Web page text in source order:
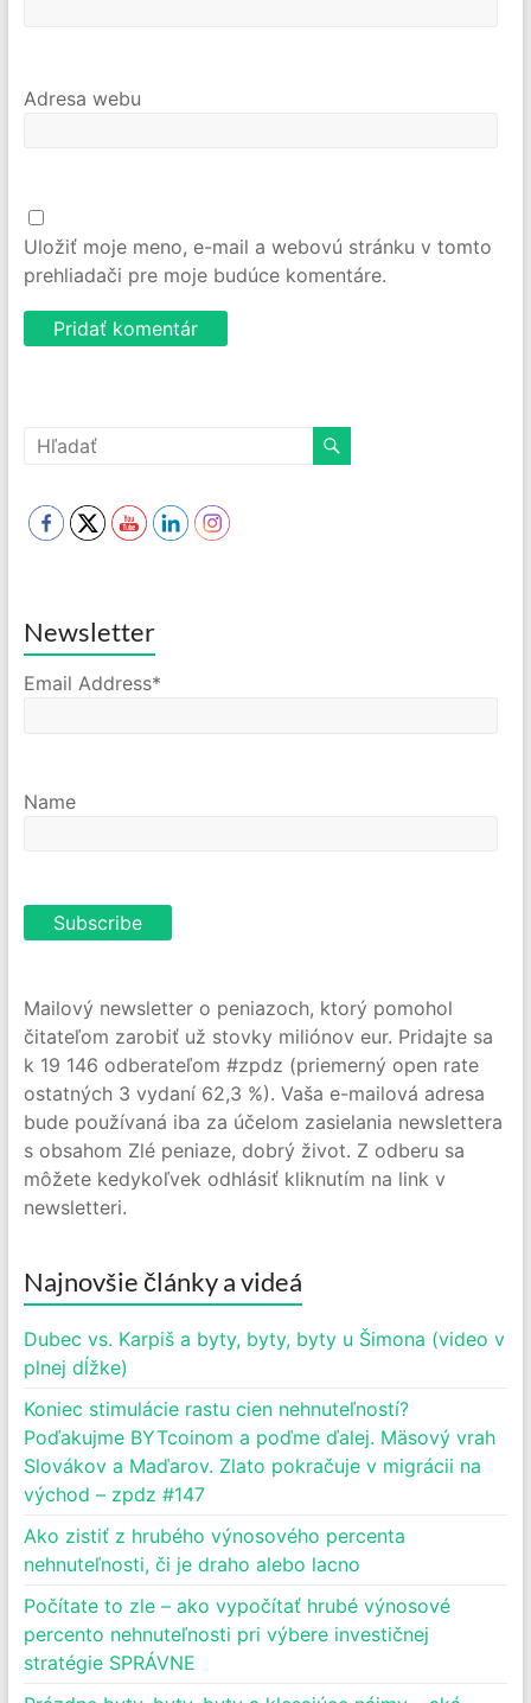
Adresa webu
Uložiť moje meno, e-mail a webovú stránku v tomto
prehliadači pre moje budúce komentáre.
Newsletter
Email Address*
Name
Mailový newsletter o peniazoch, ktorý pomohol
čitateľom zarobiť už stovky miliónov eur. Pridajte sa
k 19 146 odberateľom #zpdz (priemerný open rate
ostatných 3 vydaní 62,3 %). Vaša e-mailová adresa
bude používaná iba za účelom zasielania newslettera
s obsahom Zlé peniaze, dobrý život. Z odberu sa
môžete kedykoľvek odhlásiť kliknutím na link v
newsletteri.
Najnovšie články a videá
Dubec vs. Karpiš a byty, byty, byty u Šimona (video v
plnej dĺžke)
Koniec stimulácie rastu cien nehnuteľností?
Poďakujme BYTcoinom a poďme ďalej. Mäsový vrah
Slovákov a Maďarov. Zlato pokračuje v migrácii na
východ – zpdz #147
Ako zistiť z hrubého výnosového percenta
nehnuteľnosti, či je draho alebo lacno
Počítate to zle – ako vypočítať hrubé výnosové
percento nehnuteľnosti pri výbere investičnej
stratégie SPRÁVNE